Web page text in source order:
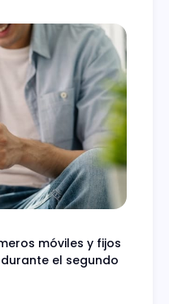
móviles y fijos
el segundo